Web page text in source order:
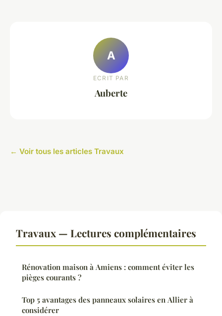
A
ECRIT PAR
Auberte
← Voir tous les articles Travaux
Travaux — Lectures complémentaires
Rénovation maison à Amiens : comment éviter les
pièges courants ?
Top 5 avantages des panneaux solaires en Allier à
considérer